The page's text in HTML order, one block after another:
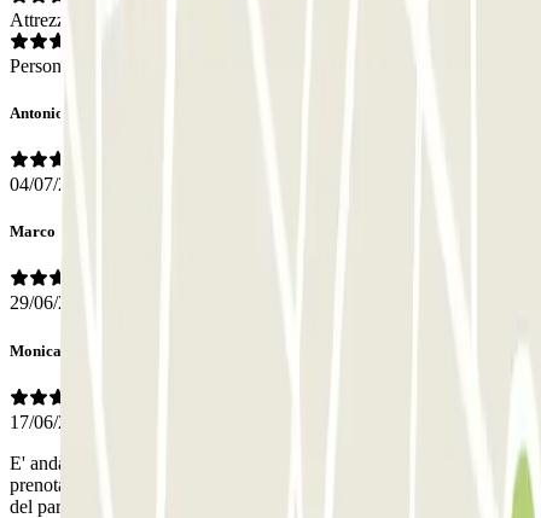
Attrezzatura
Personale
Antonio
04/07/2026
Marco
29/06/2026
Monica
17/06/2026
E' andato tutto bene con il parcheggio ma non capisco perchè
prenotando online ho pagato 44 euro per 24h quando sui tabelloni
del parcheggio la tariffa massima giornaliera era 20 euro...